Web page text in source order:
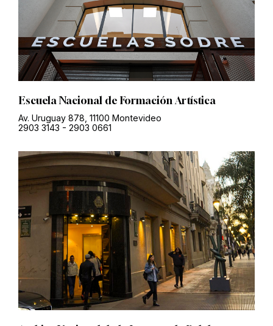
Escuela Nacional de Formación Artística
Av. Uruguay 878, 11100 Montevideo
2903 3143 - 2903 0661